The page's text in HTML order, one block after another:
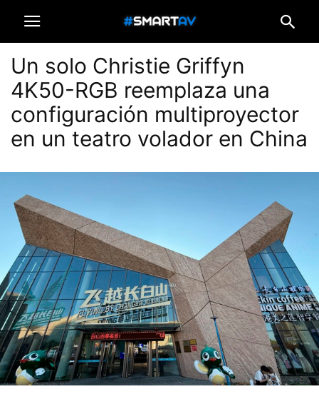
Un solo Christie Griffyn
4K50-RGB reemplaza una
configuración multiproyector
en un teatro volador en China